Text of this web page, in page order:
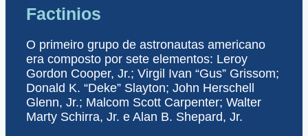
Factinios
O primeiro grupo de astronautas americano
era composto por sete elementos: Leroy
Gordon Cooper, Jr.; Virgil Ivan “Gus” Grissom;
Donald K. “Deke” Slayton; John Herschell
Glenn, Jr.; Malcom Scott Carpenter; Walter
Marty Schirra, Jr. e Alan B. Shepard, Jr.